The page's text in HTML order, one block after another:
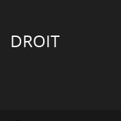
DROIT